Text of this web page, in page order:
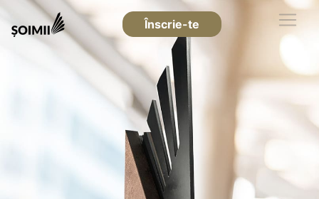
Înscrie-te